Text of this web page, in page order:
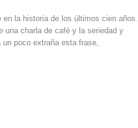
en la historia de los últimos cien años.
una charla de café y la seriedad y
poco extraña esta frase,